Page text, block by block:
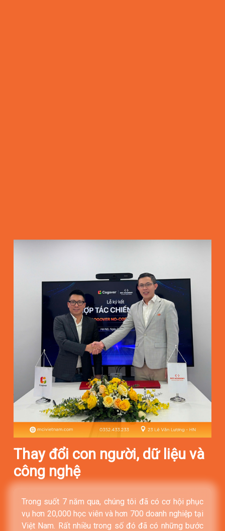
Thay đổi con người, dữ liệu và
công nghệ
Trong suốt 7 năm qua, chúng tôi đã có cơ hội phục
vụ hơn 20,000 học viên và hơn 700 doanh nghiệp tại
Việt Nam. Rất nhiều trong số đó đã có những bước